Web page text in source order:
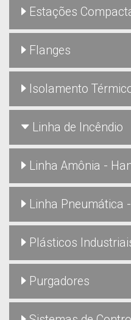
Estações
Flanges
Isolamento
Linha de Incêndio
Linha Amônia -
Linha Pneumática
Plásticos
Purgadores